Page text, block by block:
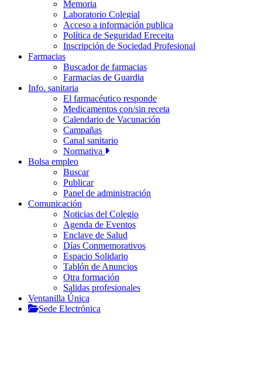
Memoria
Laboratorio Colegial
Acceso a información publica
Política de Seguridad Ereceita
Inscripción de Sociedad Profesional
Farmacias
Buscador de farmacias
Farmacias de Guardia
Info. sanitaria
El farmacéutico responde
Medicamentos con/sin receta
Calendario de Vacunación
Campañas
Canal sanitario
Normativa
Bolsa empleo
Buscar
Publicar
Panel de administración
Comunicación
Noticias del Colegio
Agenda de Eventos
Enclave de Salud
Días Conmemorativos
Espacio Solidario
Tablón de Anuncios
Otra formación
Salidas profesionales
Ventanilla Única
Sede Electrónica